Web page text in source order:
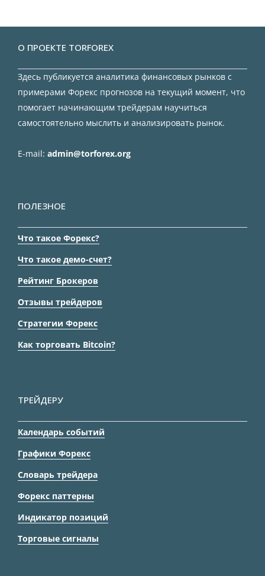
О ПРОЕКТЕ TORFOREX
Здесь публикуется аналитика финансовых рынков с
примерами Форекс прогнозов на текущий момент, что
помогает начинающим трейдерам научиться
самостоятельно мыслить и анализировать рынок.
E-mail: admin@torforex.org
ПОЛЕЗНОЕ
Что такое Форекс?
Что такое демо-счет?
Рейтинг Брокеров
Отзывы трейдеров
Стратегии Форекс
Как торговать Bitcoin?
ТРЕЙДЕРУ
Календарь событий
Графики Форекс
Словарь трейдера
Форекс паттерны
Индикатор позиций
Торговые сигналы